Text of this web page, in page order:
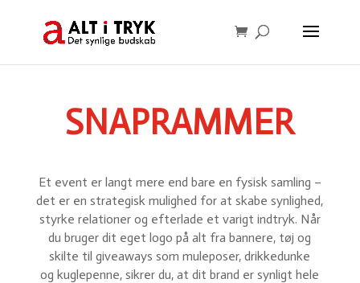
SNAPRAMMER
Et event er langt mere end bare en fysisk samling –
det er en strategisk mulighed for at skabe synlighed,
styrke relationer og efterlade et varigt indtryk. Når
du bruger dit eget logo på alt fra bannere, tøj og
skilte til giveaways som muleposer, drikkedunke
og kuglepenne, sikrer du, at dit brand er synligt hele